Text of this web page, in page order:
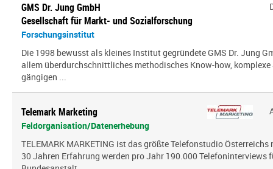
GMS Dr. Jung GmbH
Gesellschaft für Markt- und Sozialforschung
Forschungsinstitut
Die 1998 bewusst als kleines Institut gegründete GMS Dr. Jung
allem über­durch­schnitt­liches methodisches Know-how,
gängigen ...
Telemark Marketing
Feldorganisation/Datenerhebung
TELEMARK MARKETING ist das größte Telefonstudio
30 Jahren Erfahrung werden pro Jahr 190.000